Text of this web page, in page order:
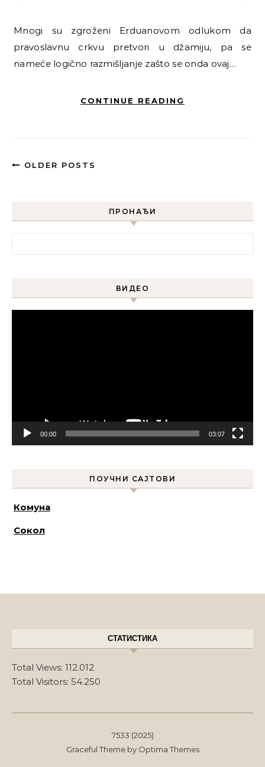
Mnogi su zgroženi Erduanovom odlukom da
pravoslavnu crkvu pretvori u džamiju, pa se
nameće logično razmišljanje zašto se onda ovaj…
CONTINUE READING
OLDER POSTS
ПРОНАЂИ
ВИДЕО
00:00 03:07
ПОУЧНИ САЈТОВИ
Комуна
Сокол
СТАТИСТИКА
Total Views: 112.012
Total Visitors: 54.250
7533 (2025)
Graceful Theme by Optima Themes